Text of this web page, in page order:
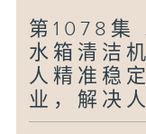
第1078集
水箱清洁
人精准稳
业，解决